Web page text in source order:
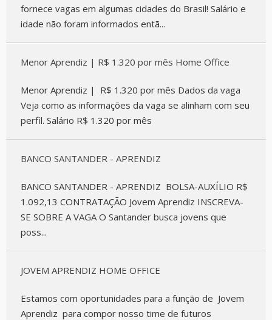
fornece vagas em algumas cidades do Brasil! Salário e
idade não foram informados entã...
Menor Aprendiz | R$ 1.320 por mês Home Office
Menor Aprendiz | R$ 1.320 por mês Dados da vaga
Veja como as informações da vaga se alinham com seu
perfil. Salário R$ 1.320 por mês
BANCO SANTANDER - APRENDIZ
BANCO SANTANDER - APRENDIZ BOLSA-AUXÍLIO R$
1.092,13 CONTRATAÇÃO Jovem Aprendiz INSCREVA-
SE SOBRE A VAGA O Santander busca jovens que
poss...
JOVEM APRENDIZ HOME OFFICE
Estamos com oportunidades para a função de Jovem
Aprendiz para compor nosso time de futuros